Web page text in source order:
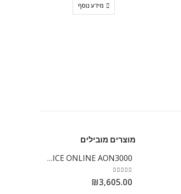
מידע נוסף
מוצרים מובילים
ADVICE ONLINE AON3000
5.00
out of 5
₪3,605.00